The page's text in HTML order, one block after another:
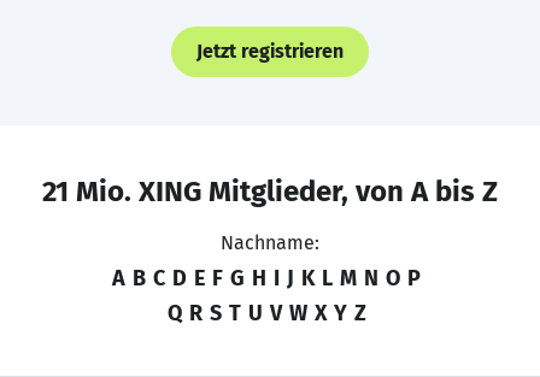
Jetzt registrieren
21 Mio. XING Mitglieder, von A bis Z
Nachname:
A B C D E F G H I J K L M N O P
Q R S T U V W X Y Z